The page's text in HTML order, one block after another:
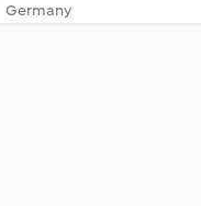
Germany